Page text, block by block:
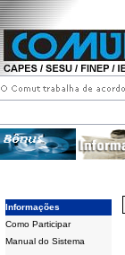
Informações
Como Participar
Manual do Sistema